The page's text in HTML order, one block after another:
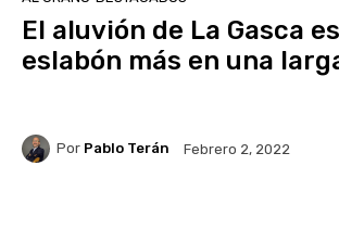
El aluvión de La Gasca
eslabón más en una
Por Pablo Terán Febrero 2, 2022